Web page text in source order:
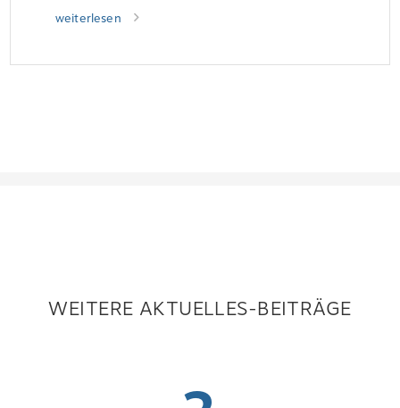
weiterlesen
WEITERE AKTUELLES-BEITRÄGE